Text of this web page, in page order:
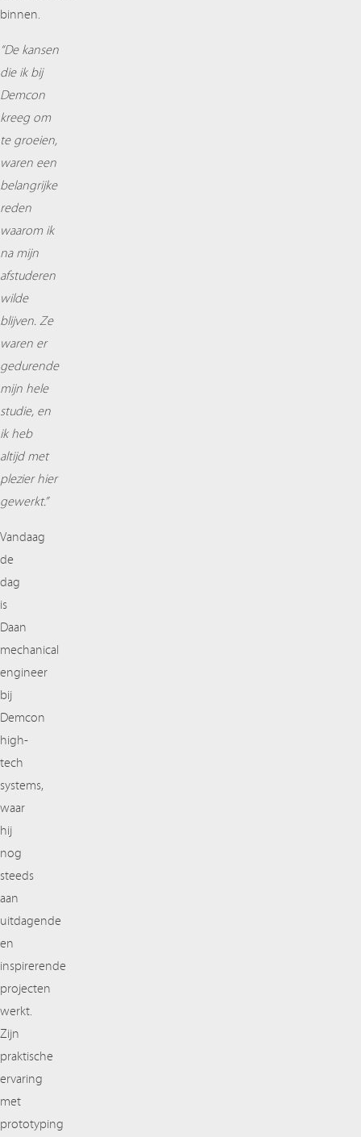
binnen.
“De kansen
die ik bij
Demcon
kreeg om
te groeien,
waren een
belangrijke
reden
waarom ik
na mijn
afstuderen
wilde
blijven. Ze
waren er
gedurende
mijn hele
studie, en
ik heb
altijd met
plezier hier
gewerkt.”
Vandaag
de
dag
is
Daan
mechanical
engineer
bij
Demcon
high-
tech
systems,
waar
hij
nog
steeds
aan
uitdagende
en
inspirerende
projecten
werkt.
Zijn
praktische
ervaring
met
prototyping